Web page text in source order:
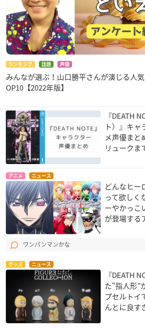
ランキング 話題 声優
みんなが選ぶ！山口勝平さんが演じる人
OP10【2022年版】
『DEATH
ト）』キャ
メ声優ま
リュークま
アニメ ニュース
どんなヒー
って欲しく
ーやかっこ
が登場する
ワンパンマンかな
グッズ ニュース
『DEATH
た“指人形”
プセルトイ
んとに良す